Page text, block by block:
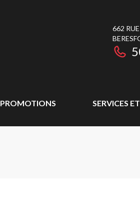
662
PROMOTIONS SERVICES